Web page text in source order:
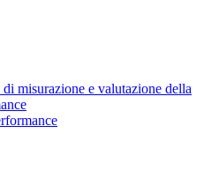
di misurazione e valutazione della